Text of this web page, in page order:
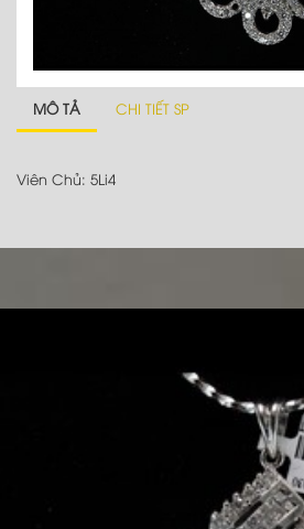
MÔ TẢ CHI TIẾT SP
Viên Chủ: 5Li4